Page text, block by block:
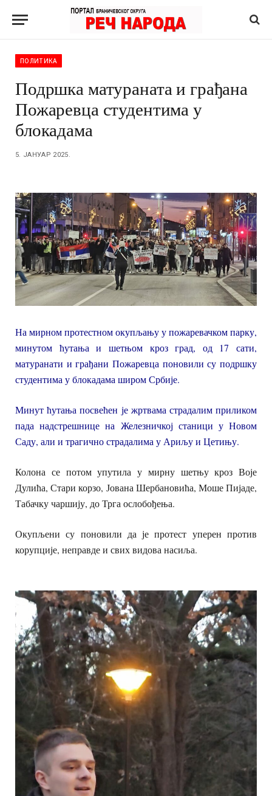
ПОЛИТИКА
Подршка матураната и грађана
Пожаревца студентима у
блокадама
5. ЈАНУАР 2025.
На мирном протестном окупљању у пожаревачком парку,
минутом ћутања и шетњом кроз град, од 17 сати,
матуранати и грађани Пожаревца поновили су подршку
студентима у блокадама широм Србије.
Минут ћутања посвећен је жртвама страдалим приликом
пада надстрешнице на Железничкој станици у Новом
Саду, али и трагично страдалима у Ариљу и Цетињу.
Колона се потом упутила у мирну шетњу кроз Воје
Дулића, Стари корзо, Јована Шербановића, Моше Пијаде,
Табачку чаршију, до Трга ослобођења.
Окупљени су поновили да је протест уперен против
корупције, неправде и свих видова насиља.